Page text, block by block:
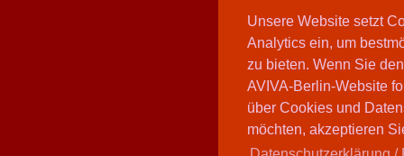
Unsere Website setzt
Analytics ein, um
zu bieten. Wenn Sie
AVIVA-Berlin-Website
über Cookies und
möchten, akzeptieren